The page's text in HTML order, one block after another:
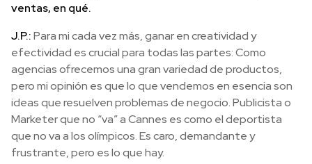
ventas, en qué.
J.P.:Para mi cada vez más, ganar en creatividad y
efectividad es crucial para todas las partes: Como
agencias ofrecemos una gran variedad de productos,
pero mi opinión es que lo que vendemos en esencia son
ideas que resuelven problemas de negocio. Publicista o
Marketer que no “va” a Cannes es como el deportista
que no va a los olímpicos. Es caro, demandante y
frustrante, pero es lo que hay.